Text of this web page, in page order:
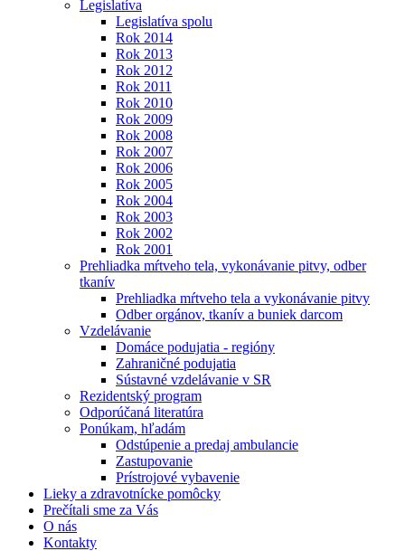
Legislatíva
Legislatíva spolu
Rok 2014
Rok 2013
Rok 2012
Rok 2011
Rok 2010
Rok 2009
Rok 2008
Rok 2007
Rok 2006
Rok 2005
Rok 2004
Rok 2003
Rok 2002
Rok 2001
Prehliadka mŕtveho tela, vykonávanie pitvy, odber
tkanív
Prehliadka mŕtveho tela a vykonávanie pitvy
Odber orgánov, tkanív a buniek darcom
Vzdelávanie
Domáce podujatia - regióny
Zahraničné podujatia
Sústavné vzdelávanie v SR
Rezidentský program
Odporúčaná literatúra
Ponúkam, hľadám
Odstúpenie a predaj ambulancie
Zastupovanie
Prístrojové vybavenie
Lieky a zdravotnícke pomôcky
Prečítali sme za Vás
O nás
Kontakty